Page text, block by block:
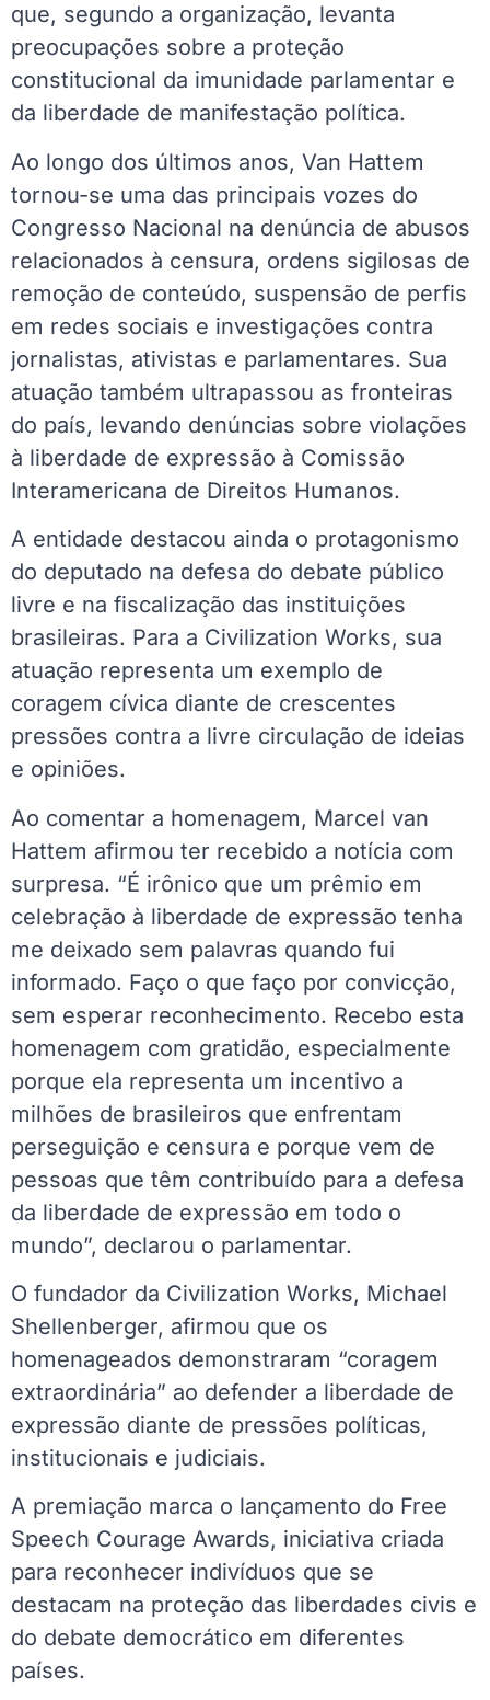
que, segundo a organização, levanta
preocupações sobre a proteção
constitucional da imunidade parlamentar e
da liberdade de manifestação política.
Ao longo dos últimos anos, Van Hattem
tornou-se uma das principais vozes do
Congresso Nacional na denúncia de abusos
relacionados à censura, ordens sigilosas de
remoção de conteúdo, suspensão de perfis
em redes sociais e investigações contra
jornalistas, ativistas e parlamentares. Sua
atuação também ultrapassou as fronteiras
do país, levando denúncias sobre violações
à liberdade de expressão à Comissão
Interamericana de Direitos Humanos.
A entidade destacou ainda o protagonismo
do deputado na defesa do debate público
livre e na fiscalização das instituições
brasileiras. Para a Civilization Works, sua
atuação representa um exemplo de
coragem cívica diante de crescentes
pressões contra a livre circulação de ideias
e opiniões.
Ao comentar a homenagem, Marcel van
Hattem afirmou ter recebido a notícia com
surpresa. “É irônico que um prêmio em
celebração à liberdade de expressão tenha
me deixado sem palavras quando fui
informado. Faço o que faço por convicção,
sem esperar reconhecimento. Recebo esta
homenagem com gratidão, especialmente
porque ela representa um incentivo a
milhões de brasileiros que enfrentam
perseguição e censura e porque vem de
pessoas que têm contribuído para a defesa
da liberdade de expressão em todo o
mundo”, declarou o parlamentar.
O fundador da Civilization Works, Michael
Shellenberger, afirmou que os
homenageados demonstraram “coragem
extraordinária” ao defender a liberdade de
expressão diante de pressões políticas,
institucionais e judiciais.
A premiação marca o lançamento do Free
Speech Courage Awards, iniciativa criada
para reconhecer indivíduos que se
destacam na proteção das liberdades civis e
do debate democrático em diferentes
países.